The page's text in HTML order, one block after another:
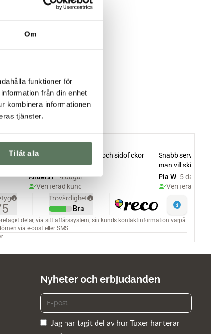
Om
funktioner för
från din enhet
kombinera informationen
tjänster.
Tillåt alla
Nyheter och erbjudanden
Jag har tagit del av hur Tuxer hanterar